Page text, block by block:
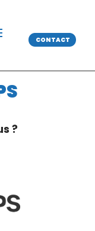
CONTACT
?